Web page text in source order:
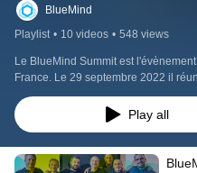
BlueMind
Playlist • 10 videos • 548 views
Le BlueMind Summit est
France. Le 29 septembre 2022 il
partenaires, ses clients et ses
Play all